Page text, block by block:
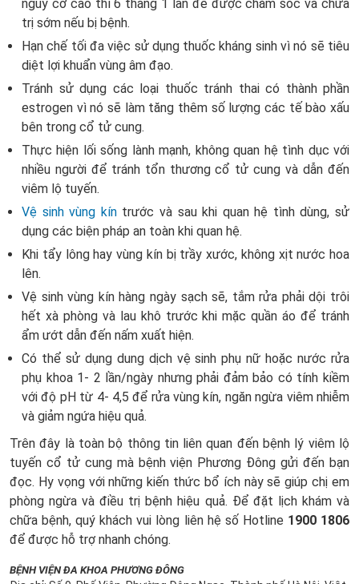
nguy cơ cao thì 6 tháng 1 lần để được chăm sóc và chữa
trị sớm nếu bị bệnh.
Hạn chế tối đa việc sử dụng thuốc kháng sinh vì nó sẽ tiêu
diệt lợi khuẩn vùng âm đạo.
Tránh sử dụng các loại thuốc tránh thai có thành phần
estrogen vì nó sẽ làm tăng thêm số lượng các tế bào xấu
bên trong cổ tử cung.
Thực hiện lối sống lành mạnh, không quan hệ tình dục với
nhiều người để tránh tổn thương cổ tử cung và dẫn đến
viêm lộ tuyến.
Vệ sinh vùng kíntrước và sau khi quan hệ tình dùng, sử
dụng các biện pháp an toàn khi quan hệ.
Khi tẩy lông hay vùng kín bị trầy xước, không xịt nước hoa
lên.
Vệ sinh vùng kín hàng ngày sạch sẽ, tắm rửa phải dội trôi
hết xà phòng và lau khô trước khi mặc quần áo để tránh
ẩm ướt dẫn đến nấm xuất hiện.
Có thể sử dụng dung dịch vệ sinh phụ nữ hoặc nước rửa
phụ khoa 1- 2 lần/ngày nhưng phải đảm bảo có tính kiềm
với độ pH từ 4- 4,5 để rửa vùng kín, ngăn ngừa viêm nhiễm
và giảm ngứa hiệu quả.
Trên đây là toàn bộ thông tin liên quan đến bệnh lý viêm lộ
tuyến cổ tử cung mà bệnh viện Phương Đông gửi đến bạn
đọc. Hy vọng với những kiến thức bổ ích này sẽ giúp chị em
phòng ngừa và điều trị bệnh hiệu quả. Để đặt lịch khám và
chữa bệnh, quý khách vui lòng liên hệ số Hotline 1900 1806
để được hỗ trợ nhanh chóng.
BỆNH VIỆN ĐA KHOA PHƯƠNG ĐÔNG